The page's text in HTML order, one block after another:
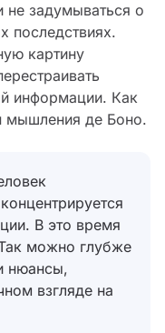
не задумываться о
последствиях.
картину
информации. Как
мышления де Боно.
В это время
можно глубже
нюансы,
взгляде на